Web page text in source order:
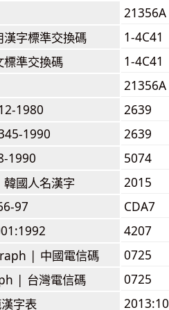
21356A
漢字標準交換碼
1-4C41
標準交換碼
1-4C41
21356A
1980
2639
1990
2639
1990
5074
韓國人名漢字
2015
97
CDA7
4207
| 中國電信碼
0725
| 台灣電信碼
0725
字表